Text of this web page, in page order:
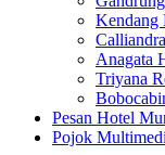
Kendang
Anagata
Triyana
Pesan Hotel
Pojok